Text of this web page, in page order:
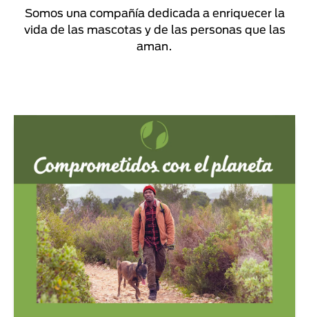
Somos una compañía dedicada a enriquecer la
vida de las mascotas y de las personas que las
aman.